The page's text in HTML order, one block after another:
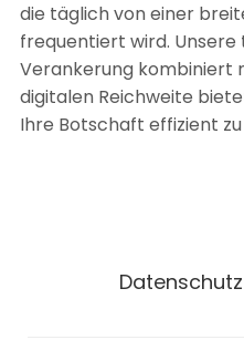
die täglich von einer
frequentiert wird. Unsere
Verankerung kombiniert
digitalen Reichweite
Ihre Botschaft effizient
Datenschutz